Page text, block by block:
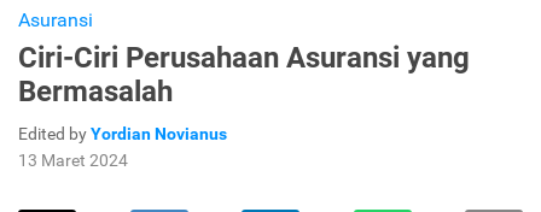
Asuransi
Ciri-Ciri Perusahaan Asuransi yang
Bermasalah
Edited byYordian Novianus
13 Maret 2024